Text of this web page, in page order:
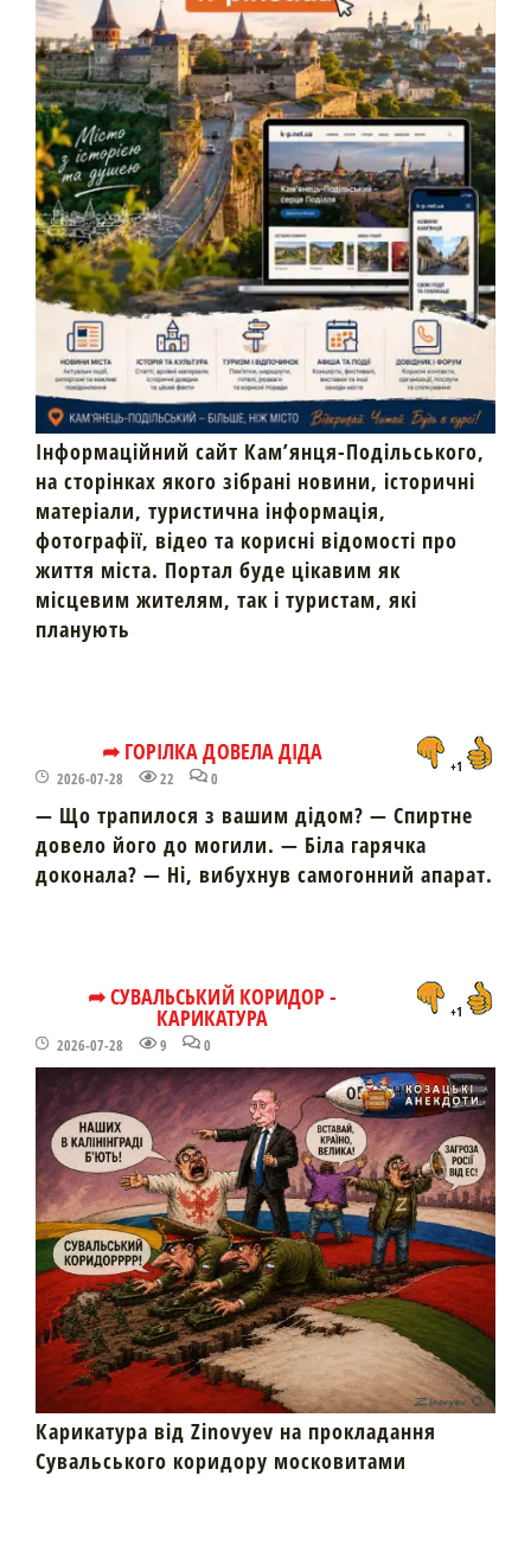
Інформаційний сайт Кам’янця-Подільського,
на сторінках якого зібрані новини, історичні
матеріали, туристична інформація,
фотографії, відео та корисні відомості про
життя міста. Портал буде цікавим як
місцевим жителям, так і туристам, які
планують
➦ ГОРІЛКА ДОВЕЛА ДІДА
2026-07-28 22 0
+1
— Що трапилося з вашим дідом? — Спиртне
довело його до могили. — Біла гарячка
доконала? — Ні, вибухнув самогонний апарат.
➦ СУВАЛЬСЬКИЙ КОРИДОР -
КАРИКАТУРА
2026-07-28 9 0
+1
Карикатура від Zinovyev на прокладання
Сувальського коридору московитами